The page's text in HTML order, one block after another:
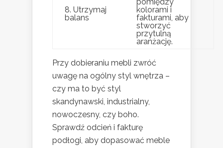
8. Utrzymaj
balans
pomiędzy
kolorami i
fakturami, aby
stworzyć
przytulną
aranżację.
Przy dobieraniu mebli zwróć
uwagę na ogólny styl wnętrza –
czy ma to być styl
skandynawski, industrialny,
nowoczesny, czy boho.
Sprawdź odcień i fakturę
podłogi, aby dopasować meble